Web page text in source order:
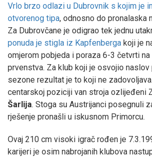
Vrlo brzo odlazi u Dubrovnik s kojim je
otvorenog tipa, odnosno do pronalaska
Za Dubrovčane je odigrao tek jednu
ponuda je stigla iz Kapfenberga koji je
omjerom pobjeda i poraza 6-3 četvrti
prvenstva. Za klub koji je osvojio
sezone rezultat je to koji ne
centarskoj poziciji van stroja ozlijeđeni
Šarlija. Stoga su Austrijanci posegnuli
rješenje pronašli u iskusnom Primorcu.
Ovaj 210 cm visoki igrač rođen je
karijeri je osim nabrojanih klubova